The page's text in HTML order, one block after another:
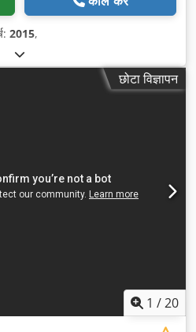
2015,
छोटा विज्ञापन
1 /20